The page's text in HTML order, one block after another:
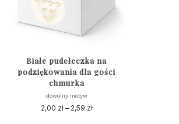
stronie
Białe pudełeczka na
podziękowania dla gości
chmurka
dowolny motyw
2,00 zł – 2,59 złZakres